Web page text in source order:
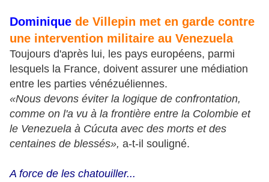
Dominique de Villepin met en garde contre
une intervention militaire au Venezuela
Toujours d'après lui, les pays européens, parmi
lesquels la France, doivent assurer une médiation
entre les parties vénézuéliennes.
«Nous devons éviter la logique de confrontation,
comme on l'a vu à la frontière entre la Colombie et
le Venezuela à Cúcuta avec des morts et des
centaines de blessés», a-t-il souligné.
A force de les chatouiller...